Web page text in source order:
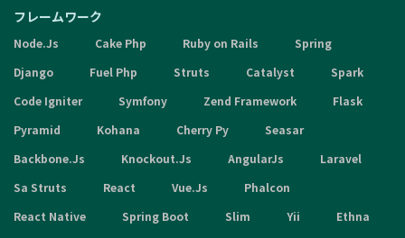
フレームワーク
Node.Js Cake Php Ruby on Rails
Spring
Django
Fuel Php Struts Catalyst
Spark
Code Igniter
Symfony Zend Framework
Flask
Pyramid
Kohana Cherry Py
Seasar
Backbone.Js
Knockout.Js AngularJs
Laravel
Sa Struts
React Vue.Js
Phalcon
React Native
Spring Boot Slim Yii
Ethna